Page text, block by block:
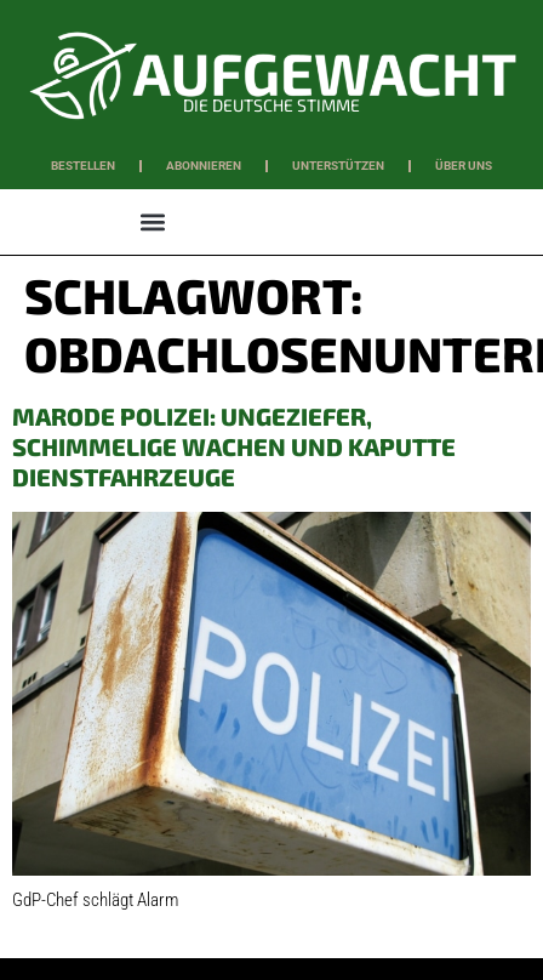
DIE DEUTSCHE STIMME
BESTELLEN ABONNIEREN UNTERSTÜTZEN ÜBER UNS
SCHLAGWORT:
MARODE POLIZEI: UNGEZIEFER,
SCHIMMELIGE WACHEN UND KAPUTTE
DIENSTFAHRZEUGE
GdP-Chef schlägt Alarm